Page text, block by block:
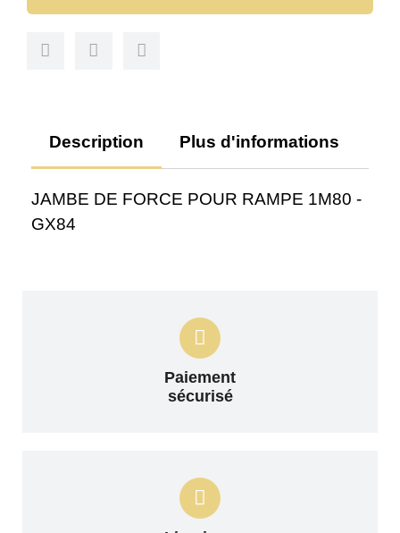
Description Plus d'informations
JAMBE DE FORCE POUR RAMPE 1M80 -
GX84
Paiement
sécurisé